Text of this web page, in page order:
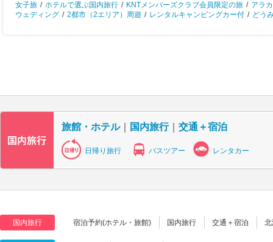
女子旅 / ホテルで選ぶ国内旅行 / KNTメンバーズクラブ会員限定の旅 / アラ
ウェディング / 2都市（2エリア）周遊 / レンタルキャンピングカー付 / どう
旅館・ホテル｜ 国内旅行｜ 交通＋宿泊
日帰り旅行 バスツアー レンタカー
国内旅行 宿泊予約(ホテル・旅館) 国内旅行 交通＋宿泊